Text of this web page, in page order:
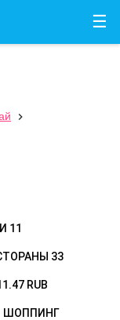
☰

11
33
RUB
ШОППИНГ